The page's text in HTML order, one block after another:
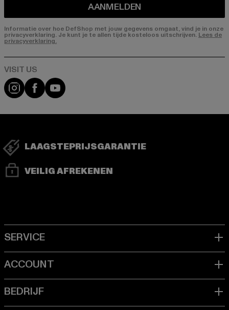
AANMELDEN
Informatie over hoe DefShop met jouw gegevens omgaat, vind je in onze
privacyverklaring. Je kunt je te allen tijde kosteloos uitschrijven. Lees de
privacyverklaring.
Visit our Instagram page:
Visit our Facebook page:
Visit our YouTube channel:
LAAGSTEPRIJSGARANTIE
VEILIG AFREKENEN